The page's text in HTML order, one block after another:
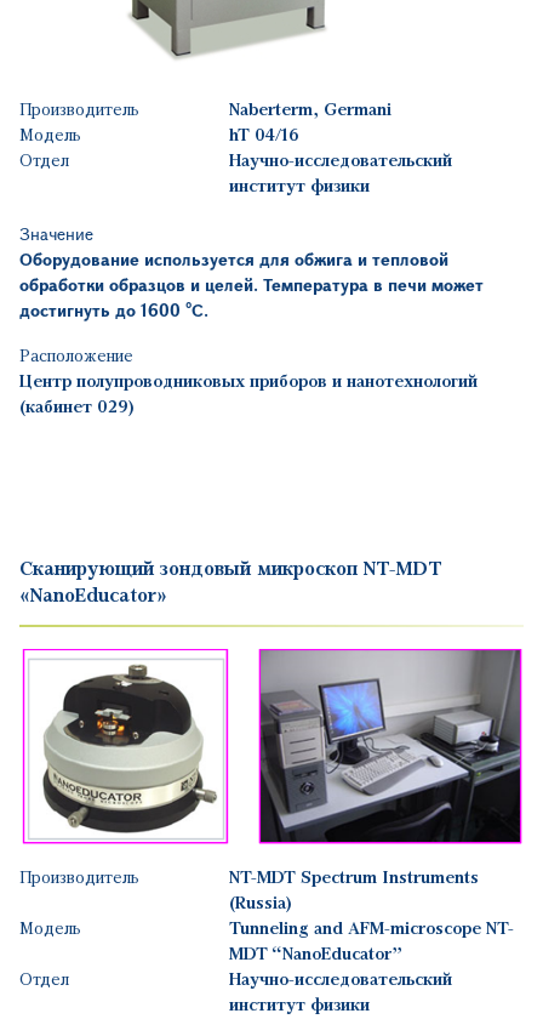
Производитель
Naberterm, Germani
Модель
hT 04/16
Отдел
Научно-исследовательский
институт физики
Значение
Оборудование используется для обжига и тепловой
обработки образцов и целей. Температура в печи может
достигнуть до 1600 °C.
Расположение
Центр полупроводниковых приборов и нанотехнологий
(кабинет 029)
Сканирующий зондовый микроскоп NT-MDT
«NanoEducator»
Производитель
NT-MDT Spectrum Instruments
(Russia)
Модель
Tunneling and AFM-microscope NT-
MDT “NanoEducator”
Отдел
Научно-исследовательский
институт физики